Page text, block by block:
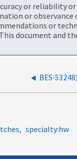
or
or
or
document and
BES-
specialty:hw